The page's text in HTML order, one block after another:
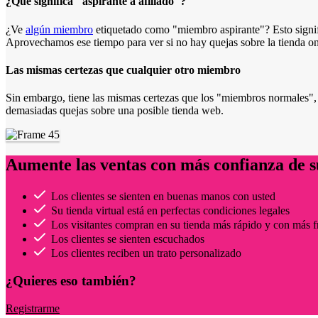
¿Ve algún miembro etiquetado como "miembro aspirante"? Esto
Aprovechamos ese tiempo para ver si no hay quejas sobre la tienda
Las mismas certezas que cualquier otro miembro
Sin embargo, tiene las mismas certezas que los "miembros
demasiadas quejas sobre una posible tienda web.
Aumente las ventas con más confianza de
Los clientes se sienten en buenas manos con usted
Su tienda virtual está en perfectas condiciones legales
Los visitantes compran en su tienda más rápido y con más
Los clientes se sienten escuchados
Los clientes reciben un trato personalizado
¿Quieres eso también?
Registrarme